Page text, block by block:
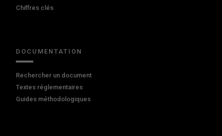
Chiffres clés
DOCUMENTATION
Rechercher un document
Textes réglementaires
Guides méthodologiques